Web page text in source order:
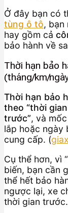
Ở đây bạn có
tùng ô tô, bạn
hay gồm cả
bảo hành về
Thời hạn bảo
(tháng/km/
Thời hạn bảo
theo “thời
trước”, và
lắp hoặc ngày
cung cấp. (
Cụ thể hơn, vì
biến, bạn cần
thể hết bảo
ngược lại, xe
thời gian trước.